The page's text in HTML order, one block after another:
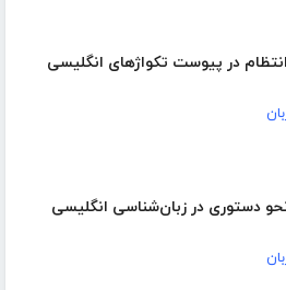
در پیوست تکواژهای انگلیسی
دستوری در زبان‌شناسی انگلیسی